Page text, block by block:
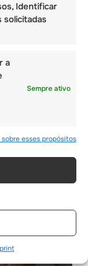
Identificar
solicitadas
a
Sempre ativo
sobre esses propósitos